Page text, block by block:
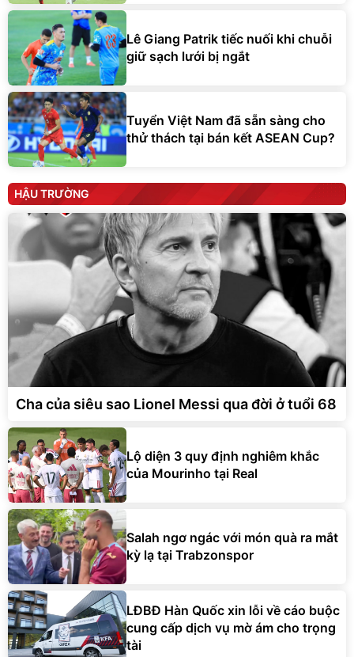
Lê Giang Patrik tiếc nuối khi chuỗi
giữ sạch lưới bị ngắt
Tuyển Việt Nam đã sẵn sàng cho
thử thách tại bán kết ASEAN Cup?
HẬU TRƯỜNG
Cha của siêu sao Lionel Messi qua đời ở tuổi 68
Lộ diện 3 quy định nghiêm khắc
của Mourinho tại Real
Salah ngơ ngác với món quà ra mắt
kỳ lạ tại Trabzonspor
LĐBĐ Hàn Quốc xin lỗi về cáo buộc
cung cấp dịch vụ mờ ám cho trọng
tài